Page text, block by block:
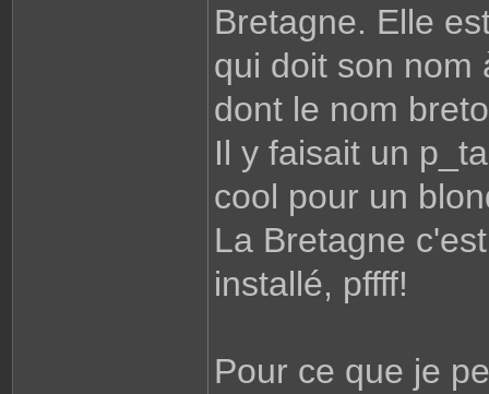
Bretagne. Elle
qui doit son nom
dont le nom
Il y faisait un
cool pour un
La Bretagne
installé, pffff!
Pour ce que je